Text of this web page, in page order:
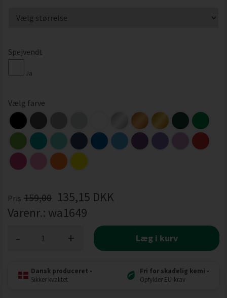
Spejvendt
Ja
Vælg farve
Pris 159,00 135,15 DKK
Varenr.: wa1649
+
- Læg i kurv
Dansk produceret •
Sikker kvalitet
Fri for skadelig kemi •
Opfylder EU-krav